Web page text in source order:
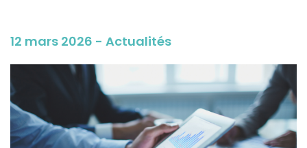
12 mars 2026 - Actualités